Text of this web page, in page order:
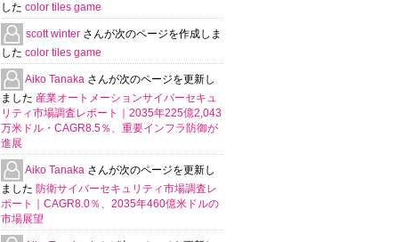
した color tiles game
scott winter さんが次のページを作成しま
した color tiles game
Aiko Tanaka さんが次のページを更新し
ました 産業オートメーションサイバーセキュ
リティ市場調査レポート｜2035年225億2,043
万米ドル・CAGR8.5％、重要インフラ防御が
進展
Aiko Tanaka さんが次のページを更新し
ました 防衛サイバーセキュリティ市場調査レ
ポート｜CAGR8.0％、2035年460億米ドルの
市場展望